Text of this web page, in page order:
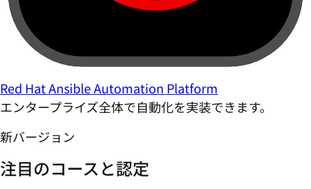
Red Hat Ansible Automation Platform
エンタープライズ全体で自動化を実装できます。
新バージョン
注目のコースと認定